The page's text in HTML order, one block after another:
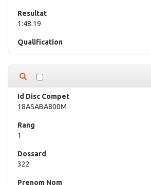
1:48.19
18ASABA800M
1
322